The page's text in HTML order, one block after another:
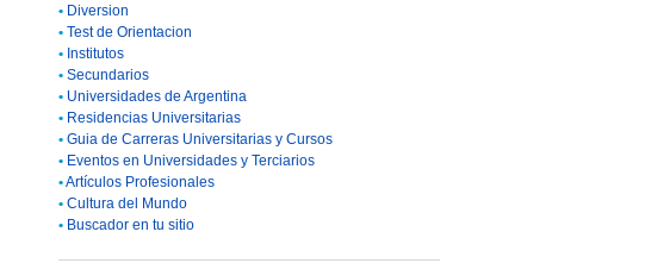
• Diversion
• Test de Orientacion
• Institutos
• Secundarios
• Universidades de Argentina
• Residencias Universitarias
• Guia de Carreras Universitarias y Cursos
• Eventos en Universidades y Terciarios
•Artículos Profesionales
• Cultura del Mundo
• Buscador en tu sitio